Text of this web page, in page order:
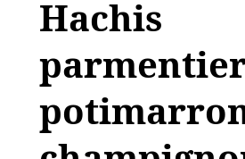
Hachis